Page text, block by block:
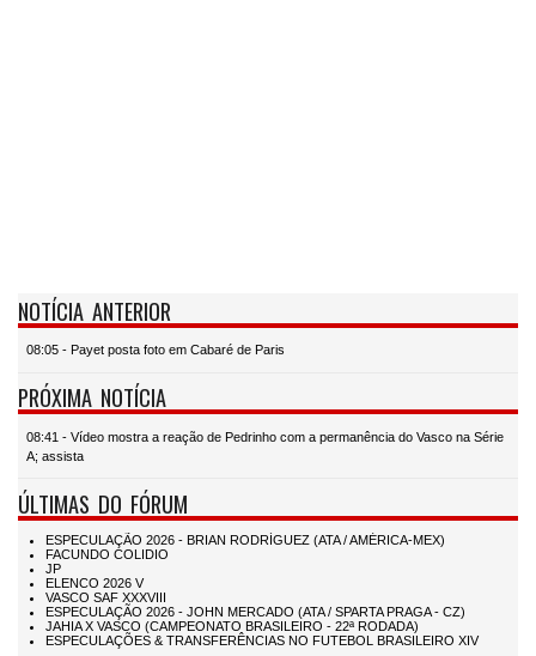
NOTÍCIA ANTERIOR
08:05 - Payet posta foto em Cabaré de Paris
PRÓXIMA NOTÍCIA
08:41 - Vídeo mostra a reação de Pedrinho com a permanência do Vasco na Série
A; assista
ÚLTIMAS DO FÓRUM